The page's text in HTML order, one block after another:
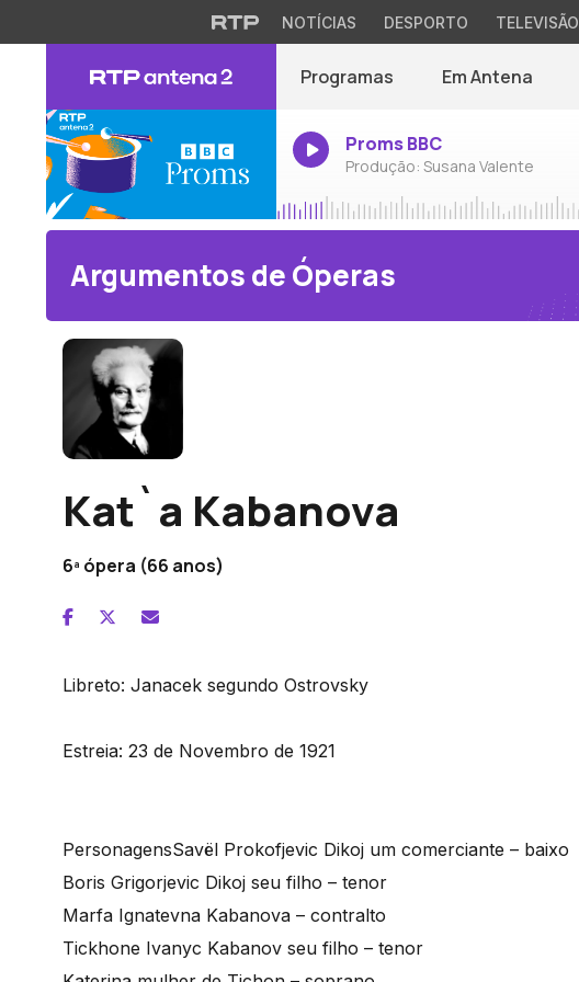
NOTÍCIAS DESPORTO TELEVISÃO
Programas Em Antena
Proms BBC
Produção: Susana Valente
Argumentos de Óperas
Kat`a Kabanova
6ª ópera (66 anos)
Libreto: Janacek segundo Ostrovsky
Estreia: 23 de Novembro de 1921
PersonagensSavël Prokofjevic Dikoj um comerciante – baixo
Boris Grigorjevic Dikoj seu filho – tenor
Marfa Ignatevna Kabanova – contralto
Tickhone Ivanyc Kabanov seu filho – tenor